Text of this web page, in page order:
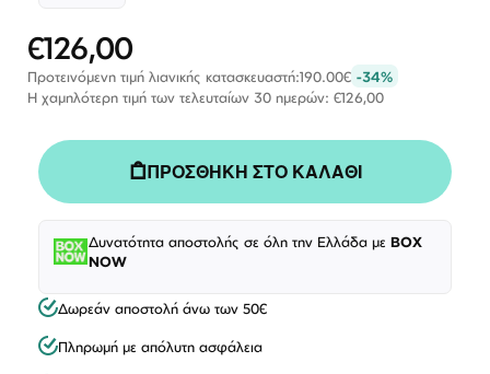
Ειδική
Τιμή
€126,00
Προτεινόμενη τιμή λιανικής κατασκευαστή:190.00€ -34%
Η χαμηλότερη τιμή των τελευταίων 30 ημερών: €126,00
ΠΡΟΣΘΗΚΗ ΣΤΟ ΚΑΛΑΘΙ
Δυνατότητα αποστολής σε όλη την Ελλάδα με BOX
NOW
Δωρεάν αποστολή άνω των 50€
Πληρωμή με απόλυτη ασφάλεια